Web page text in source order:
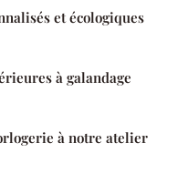
et écologiques
à galandage
à notre atelier